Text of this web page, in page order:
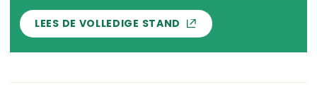
LEES DE VOLLEDIGE STAND